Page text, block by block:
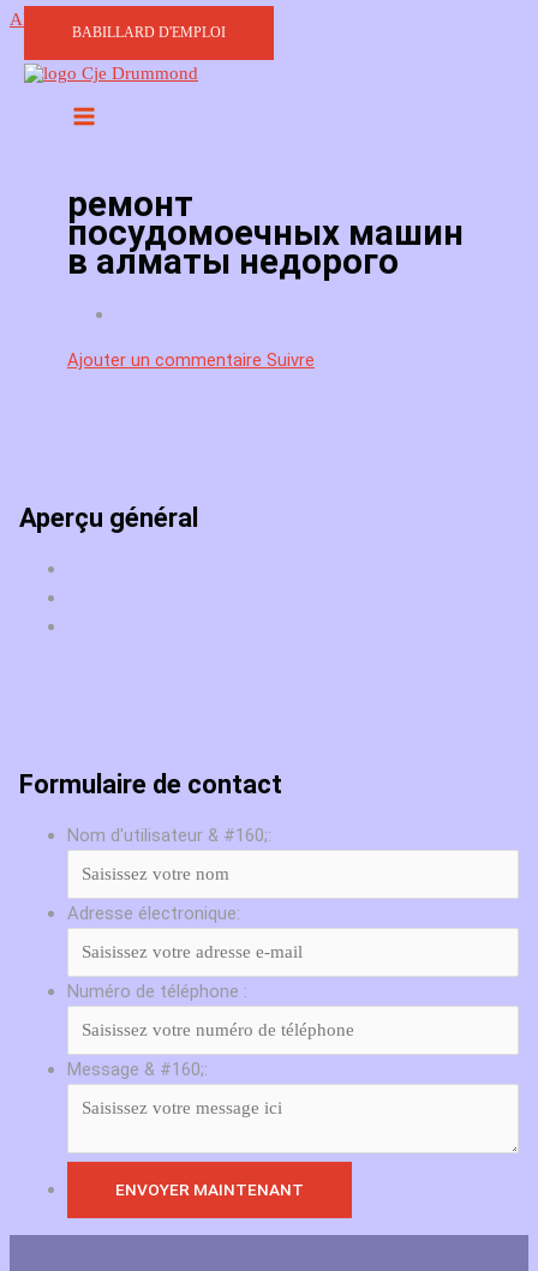
Aller au contenu
BABILLARD D'EMPLOI
ремонт
посудомоечных машин
в алматы недорого
Ajouter un commentaire Suivre
Aperçu général
Formulaire de contact
Nom d'utilisateur & #160;:
Adresse électronique:
Numéro de téléphone :
Message & #160;: